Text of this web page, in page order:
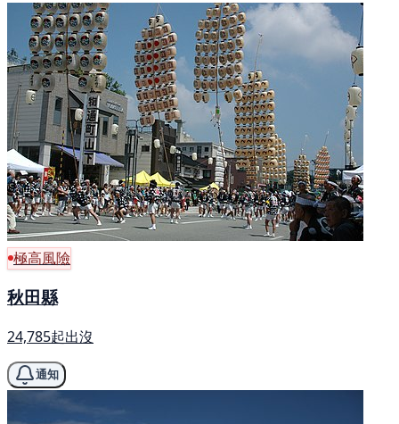
極高風險
秋田縣
24,785起出沒
通知